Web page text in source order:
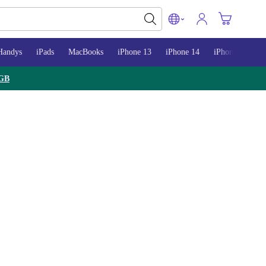
iPads MacBooks iPhone 13 iPhone 14 iPhone 15